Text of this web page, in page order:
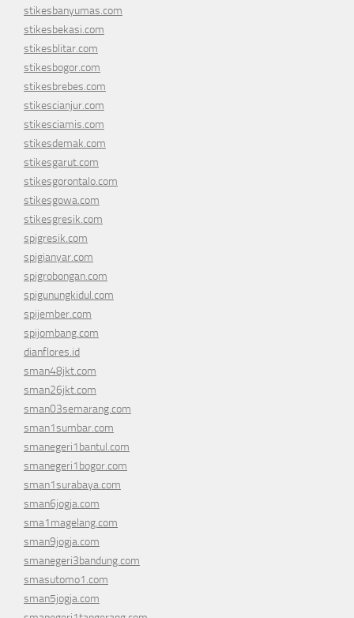
stikesbanyumas.com
stikesbekasi.com
stikesblitar.com
stikesbogor.com
stikesbrebes.com
stikescianjur.com
stikesciamis.com
stikesdemak.com
stikesgarut.com
stikesgorontalo.com
stikesgowa.com
stikesgresik.com
spigresik.com
spigianyar.com
spigrobongan.com
spigunungkidul.com
spijember.com
spijombang.com
dianflores.id
sman48jkt.com
sman26jkt.com
sman03semarang.com
sman1sumbar.com
smanegeri1bantul.com
smanegeri1bogor.com
sman1surabaya.com
sman6jogja.com
sma1magelang.com
sman9jogja.com
smanegeri3bandung.com
smasutomo1.com
sman5jogja.com